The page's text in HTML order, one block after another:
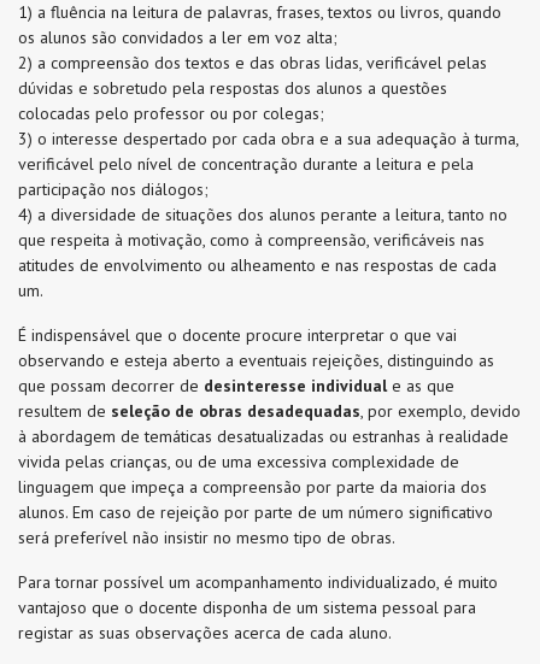
1) a fluência na leitura de palavras, frases, textos ou livros, quando
os alunos são convidados a ler em voz alta;
2) a compreensão dos textos e das obras lidas, verificável pelas
dúvidas e sobretudo pela respostas dos alunos a questões
colocadas pelo professor ou por colegas;
3) o interesse despertado por cada obra e a sua adequação à turma,
verificável pelo nível de concentração durante a leitura e pela
participação nos diálogos;
4) a diversidade de situações dos alunos perante a leitura, tanto no
que respeita à motivação, como à compreensão, verificáveis nas
atitudes de envolvimento ou alheamento e nas respostas de cada
um.
É indispensável que o docente procure interpretar o que vai
observando e esteja aberto a eventuais rejeições, distinguindo as
que possam decorrer de desinteresse individuale as que
resultem de seleção de obras desadequadas, por exemplo, devido
à abordagem de temáticas desatualizadas ou estranhas à realidade
vivida pelas crianças, ou de uma excessiva complexidade de
linguagem que impeça a compreensão por parte da maioria dos
alunos. Em caso de rejeição por parte de um número significativo
será preferível não insistir no mesmo tipo de obras.
Para tornar possível um acompanhamento individualizado, é muito
vantajoso que o docente disponha de um sistema pessoal para
registar as suas observações acerca de cada aluno.